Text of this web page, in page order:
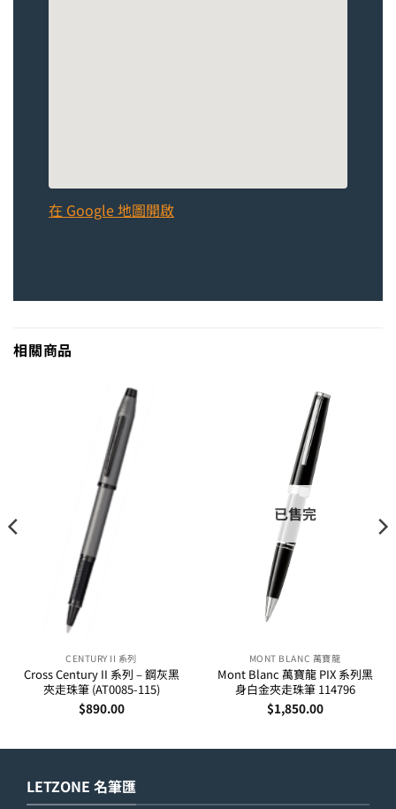
在 Google 地圖開啟
相關商品
CENTURY II 系列
Cross Century II 系列 – 鋼灰黑
夾走珠筆 (AT0085-115)
$890.00
已售完
MONT BLANC 萬寶龍
Mont Blanc 萬寶龍 PIX 系列黑
身白金夾走珠筆 114796
$1,850.00
LETZONE 名筆匯